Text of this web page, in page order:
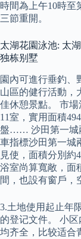
時間為上午10時至
三節重開。
太湖花園泳池: 太
独栋别墅
園內可進行垂釣、
山區的健行活動，
佳休憩景點。 市
11室，實用面積
盤…… 沙田第一城
車指標沙田第一城
見使，面積分別約
浴室尚算寬敞，面
間，也設有窗戶，
3.土地使用起止年
的登记文件。 小
均齐全，比较适合